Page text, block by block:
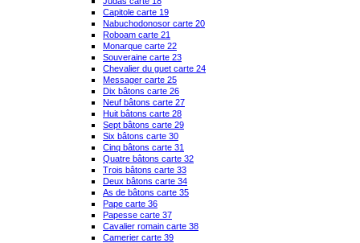
Capitole carte 19
Nabuchodonosor carte 20
Roboam carte 21
Monarque carte 22
Souveraine carte 23
Chevalier du guet carte 24
Messager carte 25
Dix bâtons carte 26
Neuf bâtons carte 27
Huit bâtons carte 28
Sept bâtons carte 29
Six bâtons carte 30
Cinq bâtons carte 31
Quatre bâtons carte 32
Trois bâtons carte 33
Deux bâtons carte 34
As de bâtons carte 35
Pape carte 36
Papesse carte 37
Cavalier romain carte 38
Camerier carte 39